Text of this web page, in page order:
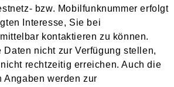
bzw. Mobilfunknummer erfolgt
Interesse, Sie bei
kontaktieren zu können.
Daten nicht zur Verfügung stellen,
rechtzeitig erreichen. Auch die
werden zur